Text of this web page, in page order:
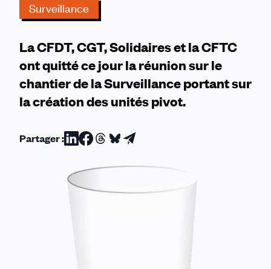
!!!
Surveillance
La CFDT, CGT, Solidaires et la CFTC
ont quitté ce jour la réunion sur le
chantier de la Surveillance portant sur
la création des unités pivot.
Partager :Partager
Linkedin
Partager
sur
Facebook
Partager
sur
Threads
Partager
sur
Partager
par